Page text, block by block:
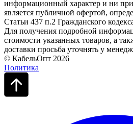
информационный характер и ни
является публичной офертой,
Статьи 437 п.2 Гражданского
Для получения подробной
стоимости указанных товаров, а
доставки просьба уточнять у
© КабельОпт 2026
Политика